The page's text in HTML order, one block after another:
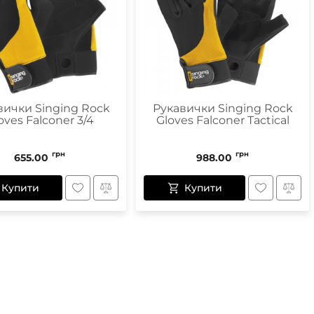
Пінцети для вилучення кліщів
Пристрої для відлякування
Беруші
Singing Rock
Falconer 3/4
655.00 грн
Купити
Рукавички Singing Rock
Gloves Falconer Tactical
988.00 грн
Купити